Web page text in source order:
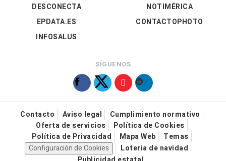
DESCONECTA
EPDATA.ES
INFOSALUS
NOTIMÉRICA
CONTACTOPHOTO
SÍGUENOS
Contacto Aviso legal
Cumplimiento normativo
Oferta de servicios
Política de Cookies
Política de Privacidad
Mapa Web
Temas
Configuración de Cookies
Loteria de navidad